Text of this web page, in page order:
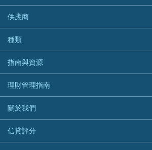
Rabbit Credit月兔信貸
Standard Chartered 渣打銀行
UA 亞洲聯合財務
WeLab Bank
WeLend 貸款
長者嘆世界
家庭親子遊
自駕遊比較
相機有得保
專為孕婦設計的最佳旅遊保險
最佳滑雪旅遊保險
最適合BB的旅遊保險
Bolttech 保特
Blue Cross 藍十字
中國平安
HSBC滙豐銀行
MSIG 三井住友
Prudential 保誠
QBE 昆士蘭
Starr
Zurich蘇黎世汽車保險
QBE昆士蘭汽車保險
平安汽車保險
uSMART 盈立證券
華盛証券
長橋證券
WeBull微牛證券
漲樂全球通｜華泰國際
OSL
Webull微牛證券好唔好？
Longbridge長橋證券好唔好？
老虎證券好唔好？
華盛証券好唔好？
漲樂全球通好唔好？
IB盈透證券好唔好？
盈立證券 uSMART 好唔好？
Stashaway好唔好？
股票戶口開戶
證券行邊間好？
港股5隻高息ETF精選
什麼是ETF？
香港30大高息股排行
黃金ETF懶人包
最值得注意的比特幣ETF
選股策略：五步調查攻略
供應商
銀行戶口比較
尊尚銀行戶口
Citi Plus
中信銀行inMotion
Airwallex銀行
種類
定期存款
港元定存
人民幣定存
美元定存
英鎊定存
澳元定存
指南與資源
理財資訊
識慳識賺
債務管理
投資理財
置業安居
理財管理指南
常用相關詞彙
MoneyHero電子報
所有合作銀行或機構
關於我們
服務承諾
網上支援
信貸評分